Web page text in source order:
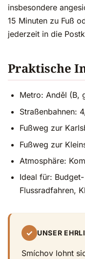
insbesondere
15 Minuten zu Fuß
jederzeit in die
Praktische
Metro: Anděl (B,
Straßenbahnen:
Fußweg zur
Fußweg zur
Atmosphäre:
Ideal für:
Flussradfahren,
✓ UNSER
Smíchov lohnt